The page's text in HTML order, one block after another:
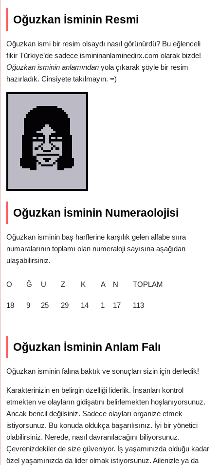
Oğuzkan İsminin Resmi
Oğuzkan ismi bir resim olsaydı nasıl görünürdü? Bu eğlenceli
fikir Türkiye’de sadece ismininanlaminedirx.com olarak bizde!
Oğuzkan isminin anlamından yola çıkarak şöyle bir resim
hazırladık. Cinsiyete takılmayın. =)
Oğuzkan İsminin Numeraolojisi
Oğuzkan isminin baş harflerine karşılık gelen alfabe sııra
numaralarının toplamı olan numeraloji sayısına aşağıdan
ulaşabilirsiniz.
O Ğ U Z K A N TOPLAM
18 9 25 29 14 1 17 113
Oğuzkan İsminin Anlam Falı
Oğuzkan isminin falına baktık ve sonuçları sizin için derledik!
Karakterinizin en belirgin özelliği liderlik. İnsanları kontrol
etmekten ve olayların gidişatını belirlemekten hoşlanıyorsunuz.
Ancak bencil değilsiniz. Sadece olayları organize etmek
istiyorsunuz. Bu konuda oldukça başarılısınız. İyi bir yönetici
olabilirsiniz. Nerede, nasıl davranılacağını biliyorsunuz.
Çevrenizdekiler de size güveniyor. İş yaşamınızda olduğu kadar
özel yaşamınızda da lider olmak istiyorsunuz. Ailenizle ya da